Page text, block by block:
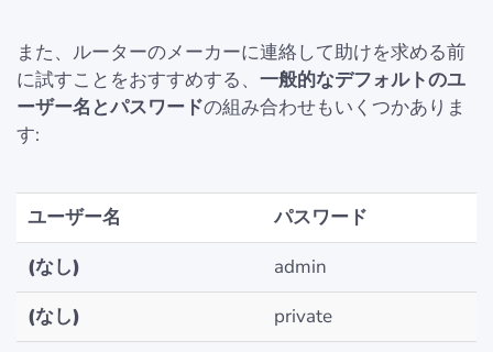
また、ルーターのメーカーに連絡して助けを求める前
に試すことをおすすめする、 一般的なデフォルトのユ
ーザー名とパスワードの組み合わせもいくつかありま
す:
ユーザー名
パスワード
(なし)
admin
(なし)
private